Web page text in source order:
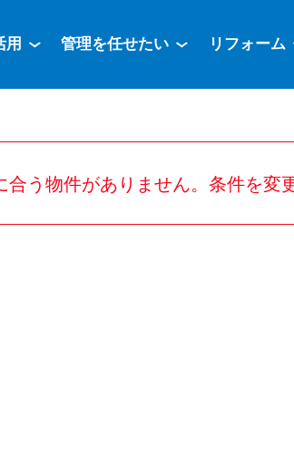
用 管理を任せたい リフォーム
合う物件がありません。条件を変